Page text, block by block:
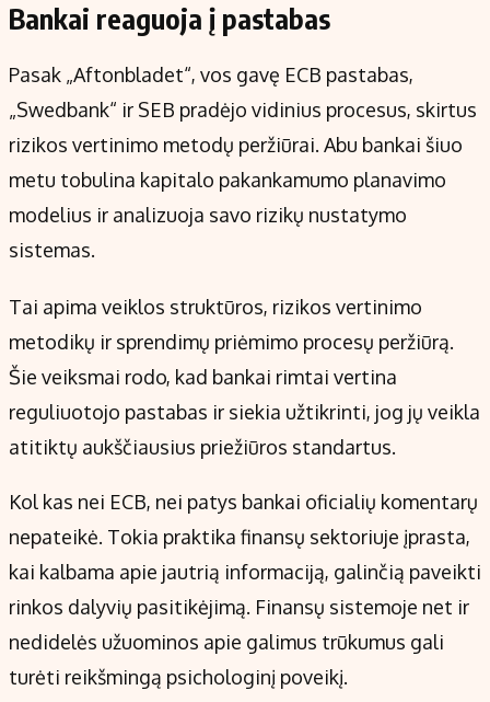
Bankai reaguoja į pastabas
Pasak „Aftonbladet“, vos gavę ECB pastabas,
„Swedbank“ ir SEB pradėjo vidinius procesus, skirtus
rizikos vertinimo metodų peržiūrai. Abu bankai šiuo
metu tobulina kapitalo pakankamumo planavimo
modelius ir analizuoja savo rizikų nustatymo
sistemas.
Tai apima veiklos struktūros, rizikos vertinimo
metodikų ir sprendimų priėmimo procesų peržiūrą.
Šie veiksmai rodo, kad bankai rimtai vertina
reguliuotojo pastabas ir siekia užtikrinti, jog jų veikla
atitiktų aukščiausius priežiūros standartus.
Kol kas nei ECB, nei patys bankai oficialių komentarų
nepateikė. Tokia praktika finansų sektoriuje įprasta,
kai kalbama apie jautrią informaciją, galinčią paveikti
rinkos dalyvių pasitikėjimą. Finansų sistemoje net ir
nedidelės užuominos apie galimus trūkumus gali
turėti reikšmingą psichologinį poveikį.